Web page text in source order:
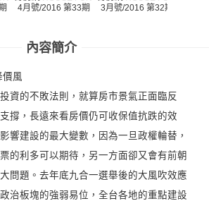
4月號/2016 第33期
3月號/2016 第32期
內容簡介
價風
資的不敗法則，就算房市景氣正面臨反
撐，長遠來看房價仍可收保值抗跌的效
響建設的最大變數，因為一旦政權輪替，
的利多可以期待，另一方面卻又會有前朝
問題。去年底九合一選舉後的大風吹效應
治板塊的強弱易位，全台各地的重點建設